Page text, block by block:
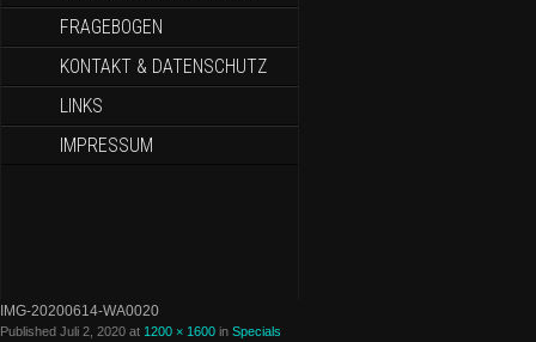
FRAGEBOGEN
KONTAKT & DATENSCHUTZ
LINKS
IMPRESSUM
IMG-20200614-WA0020
Published Juli 2, 2020 at 1200 × 1600 in Specials